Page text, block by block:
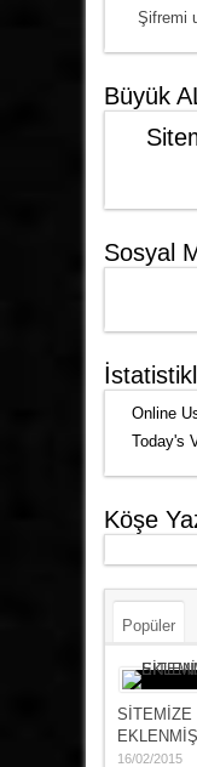
Şifremi
Büyük
Sosyal
Online
Today's
Köşe
Popüler
SİTEMİZE
16/02/2015